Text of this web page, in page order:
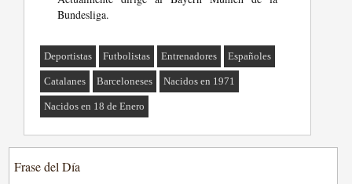
Bundesliga.
Deportistas Futbolistas Entrenadores Españoles
Catalanes Barceloneses Nacidos en 1971
Nacidos en 18 de Enero
Frase del Día